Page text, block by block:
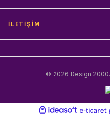
İLETIŞIM
© 2026 Design 2000.
ideasoft